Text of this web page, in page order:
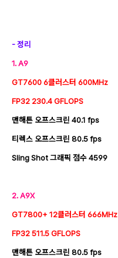
- 정리
1. A9
GT7600 6클러스터 600MHz
FP32 230.4GFLOPS
맨해튼 오프스크린 40.1 fps
티렉스 오프스크린 80.5 fps
Sling Shot 그래픽 점수 4599
2. A9X
GT7800+ 12클러스터 666MHz
FP32 511.5 GFLOPS
맨해튼 오프스크린 80.5 fps